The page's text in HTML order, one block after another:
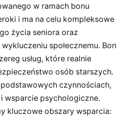
w ramach bonu
i ma na celu kompleksowe
życia seniora oraz
społecznemu. Bon
usług, które realnie
osób starszych.
czynnościach,
wsparcie psychologiczne.
kluczowe obszary wsparcia: